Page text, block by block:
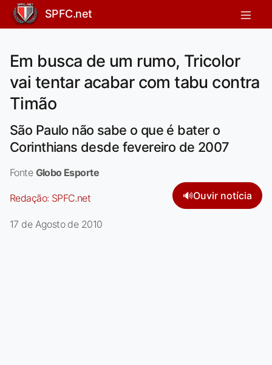
SPFC.net
Em busca de um rumo, Tricolor
vai tentar acabar com tabu contra
Timão
São Paulo não sabe o que é bater o
Corinthians desde fevereiro de 2007
Fonte Globo Esporte
Redação: SPFC.net 🔊Ouvir notícia
17 de Agosto de 2010